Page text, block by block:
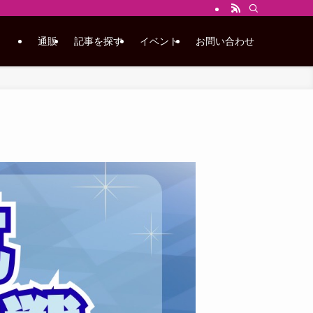
通販 記事を探す イベント お問い合わせ